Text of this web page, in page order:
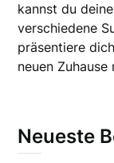
kannst du
verschiedene
präsentiere
neuen
Neueste